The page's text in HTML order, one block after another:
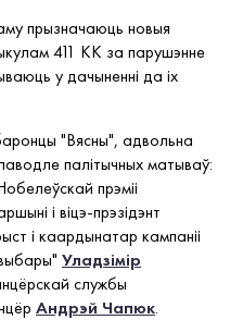
прызначаюць новыя
411 КК за парушэнне
у дачыненні да іх
"Вясны", адвольна
палітычных матываў:
прэміі
і віцэ-прэзідэнт
і каардынатар кампаніі
Уладзімір
службы
Андрэй Чапюк.